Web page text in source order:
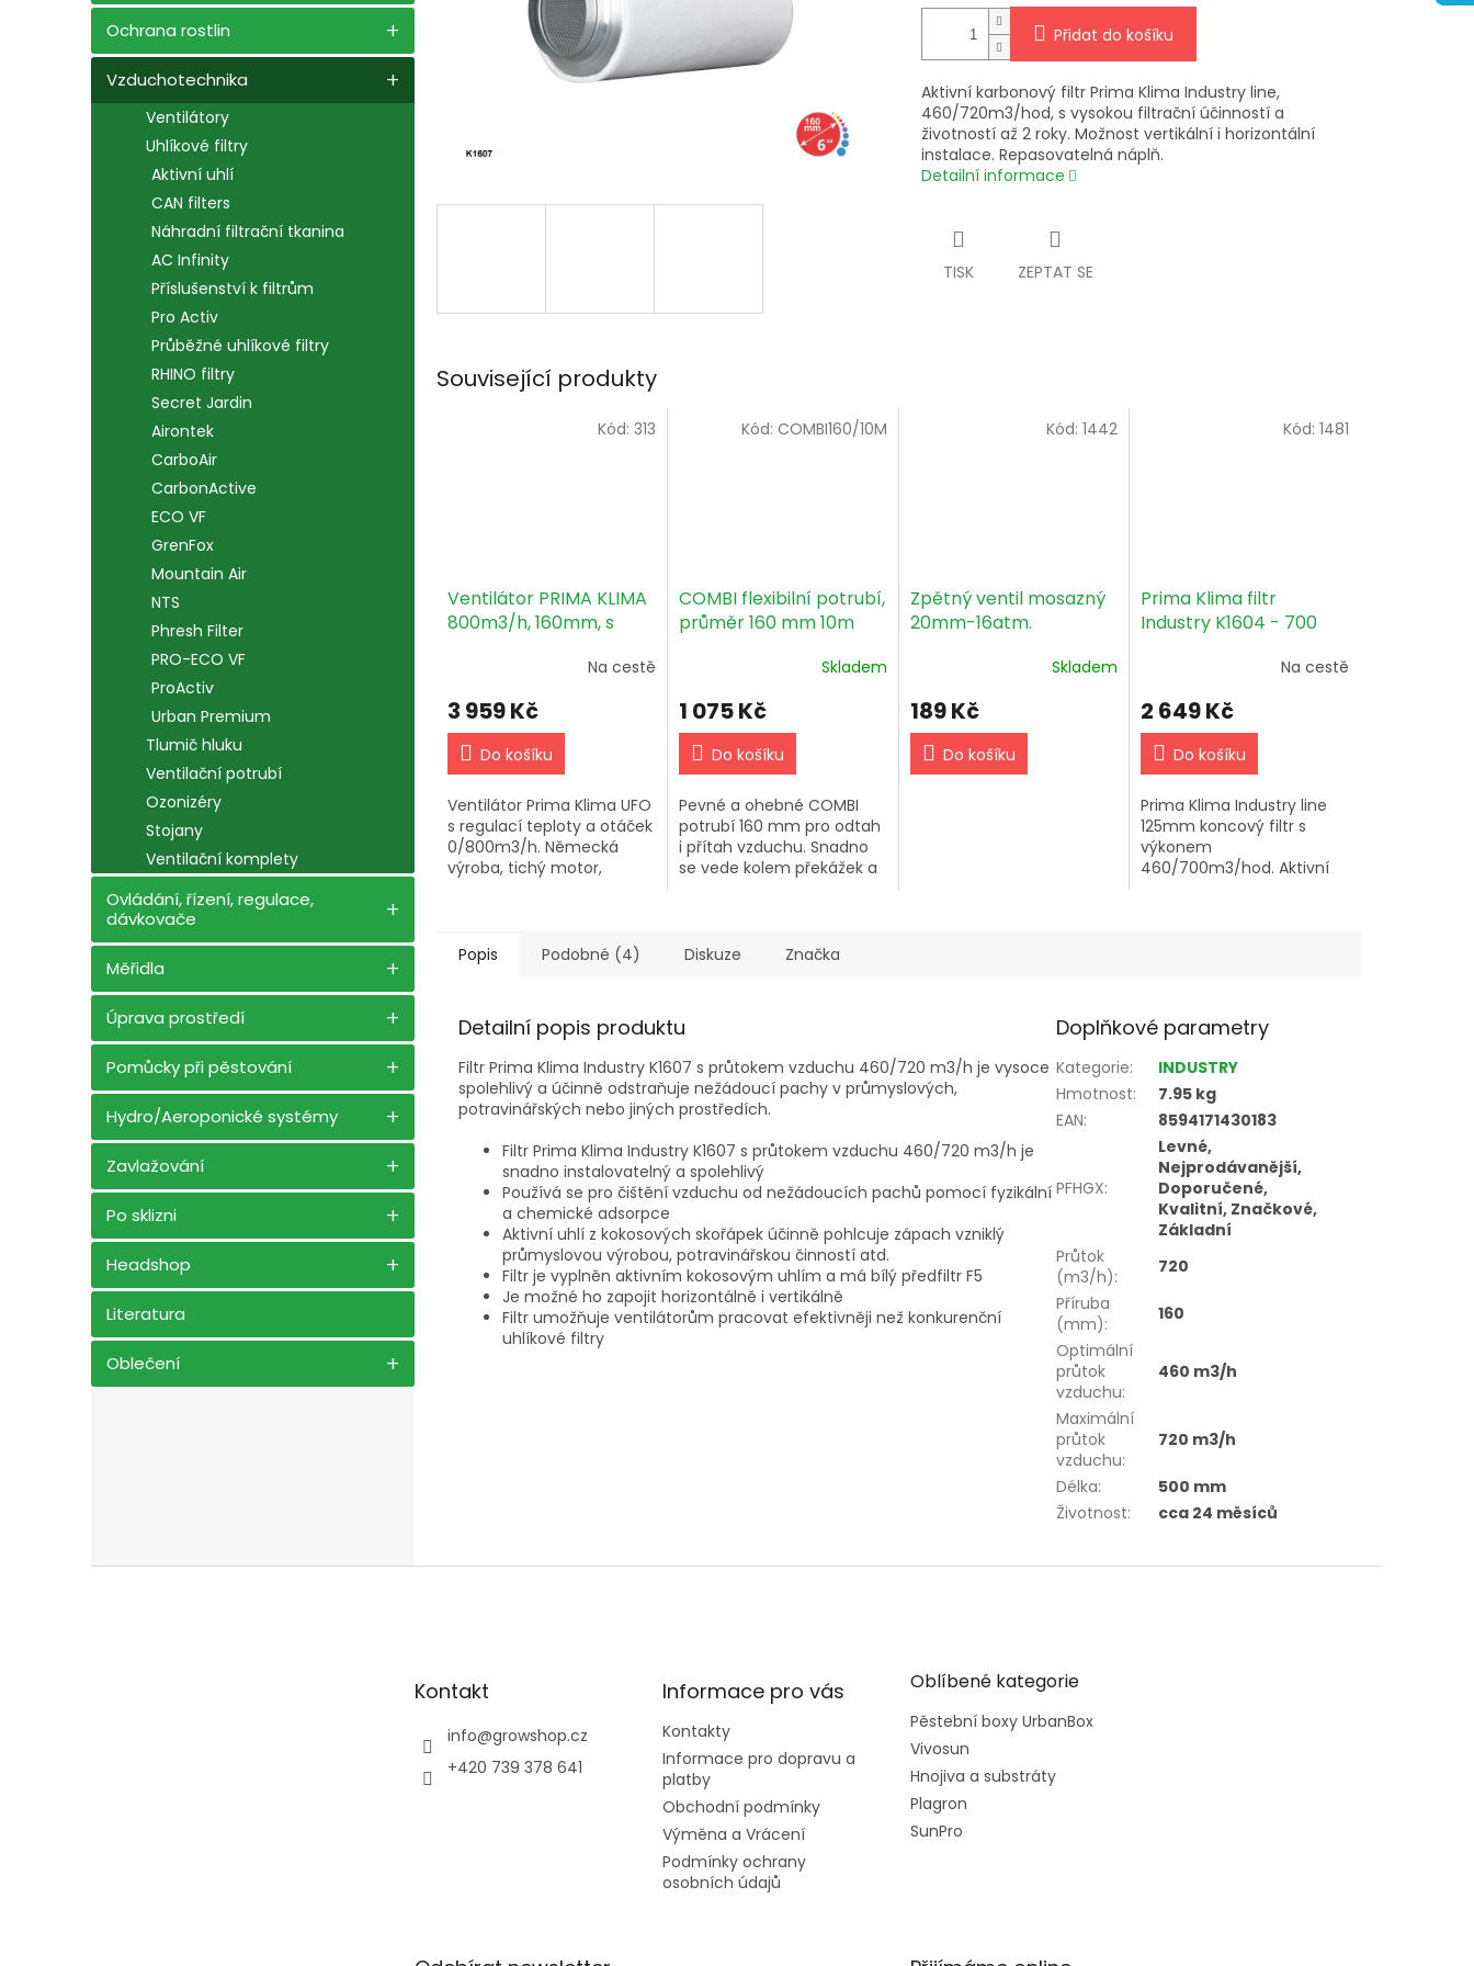
l
Ochrana rostlin
Vzduchotechnika
Ventilátory
Uhlíkové filtry
Aktivní uhlí
CAN filters
Náhradní filtrační tkanina
AC Infinity
Příslušenství k filtrům
Pro Activ
Průběžné uhlíkové filtry
RHINO filtry
Secret Jardin
Airontek
CarboAir
CarbonActive
ECO VF
GrenFox
Mountain Air
NTS
Phresh Filter
PRO-ECO VF
ProActiv
Urban Premium
Tlumič hluku
Ventilační potrubí
Ozonizéry
Stojany
Ventilační komplety
Ovládání, řízení, regulace,
dávkovače
Měřidla
Úprava prostředí
Pomůcky při pěstování
Hydro/Aeroponické systémy
Zavlažování
Po sklizni
Headshop
Literatura
Oblečení
Přidat do košíku
Aktivní karbonový filtr Prima Klima Industry line,
460/720m3/hod, s vysokou filtrační účinností a
životností až 2 roky. Možnost vertikální i horizontální
instalace. Repasovatelná náplň.
Detailní informace
TISK ZEPTAT SE
Související produkty
Ventilátor PRIMA KLIMA
800m3/h, 160mm, s
Na cestě
3 959 Kč
Do košíku
Ventilátor Prima Klima UFO
s regulací teploty a otáček
0/800m3/h. Německá
výroba, tichý motor,
Kód: 313
COMBI flexibilní potrubí,
průměr 160 mm 10m
Skladem
1 075 Kč
Do košíku
Pevné a ohebné COMBI
potrubí 160 mm pro odtah
i přítah vzduchu. Snadno
se vede kolem překážek a
Kód: COMBI160/10M
Zpětný ventil mosazný
20mm-16atm.
Skladem
189 Kč
Do košíku
Kód:1442
Prima Klima filtr
Industry K1604 - 700
Na cestě
2 649 Kč
Do košíku
Prima Klima Industry line
125mm koncový filtr s
výkonem
460/700m3/hod. Aktivní
Kód: 1481
Popis Podobné (4) Diskuze Značka
Detailní popis produktu
Filtr Prima Klima Industry K1607 s průtokem vzduchu 460/720 m3/h je vysoce
spolehlivý a účinně odstraňuje nežádoucí pachy v průmyslových,
potravinářských nebo jiných prostředích.
Filtr Prima Klima Industry K1607 s průtokem vzduchu 460/720 m3/h je
snadno instalovatelný a spolehlivý
Používá se pro čištění vzduchu od nežádoucích pachů pomocí fyzikální
a chemické adsorpce
Aktivní uhlí z kokosových skořápek účinně pohlcuje zápach vzniklý
průmyslovou výrobou, potravinářskou činností atd.
Filtr je vyplněn aktivním kokosovým uhlím a má bílý předfiltr F5
Je možné ho zapojit horizontálně i vertikálně
Filtr umožňuje ventilátorům pracovat efektivněji než konkurenční
uhlíkové filtry
Doplňkové parametry
Kategorie:
INDUSTRY
Hmotnost:
7.95 kg
EAN: 8594171430183
PFHGX:
Levné,
Nejprodávanější,
Doporučené,
Kvalitní, Značkové,
Základní
Průtok
(m3/h):
720
Příruba
(mm):
160
Optimální
průtok
vzduchu:
460 m3/h
Maximální
průtok
vzduchu:
720 m3/h
Délka:
500 mm
Životnost: cca 24 měsíců
Kontakt
info@growshop.cz
+420 739 378 641
Informace pro vás
Kontakty
Informace pro dopravu a
platby
Obchodní podmínky
Výměna a Vrácení
Podmínky ochrany
osobních údajů
Oblíbené kategorie
Pěstební boxy UrbanBox
Vivosun
Hnojiva a substráty
Plagron
SunPro